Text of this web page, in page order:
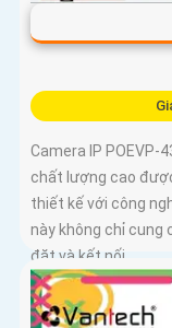
Camera IP
chất lượng cao
thiết kế với công
này không chỉ cung
đặt và kết nối